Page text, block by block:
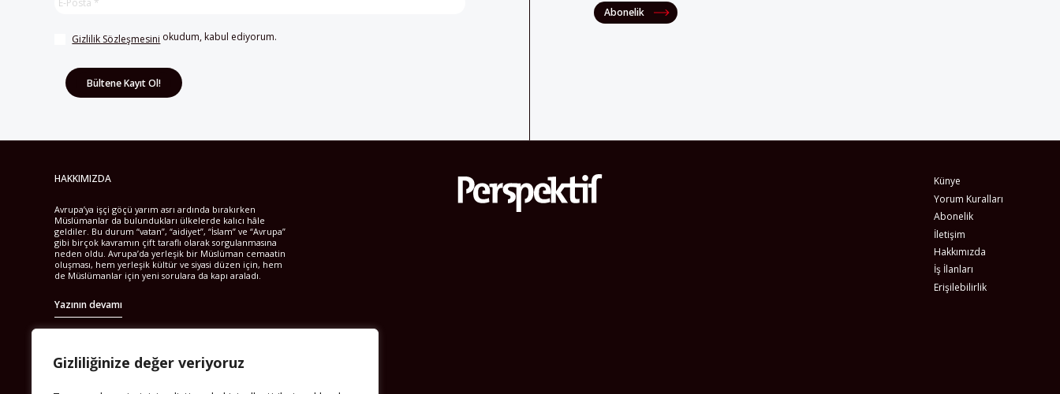
Gizliliğinize değer veriyoruz
Gizlilik Sözleşmesini okudum, kabul ediyorum.
Abonelik
HAKKIMIZDA
Avrupa’ya işçi göçü yarım asrı ardında bırakırken
Müslümanlar da bulundukları ülkelerde kalıcı hâle
geldiler. Bu durum “vatan”, “aidiyet”, “İslam” ve “Avrupa”
gibi birçok kavramın çift taraflı olarak sorgulanmasına
neden oldu. Avrupa’da yerleşik bir Müslüman cemaatin
oluşması, hem yerleşik kültür ve siyasi düzen için, hem
de Müslümanlar için yeni sorulara da kapı araladı.
Yazının devamı
Künye
Yorum Kuralları
Abonelik
İletişim
Hakkımızda
İş İlanları
Erişilebilirlik